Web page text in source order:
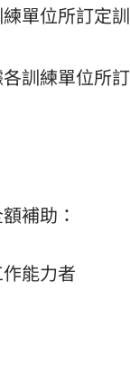
單位所訂定
訓練單位所
補助：
能力者